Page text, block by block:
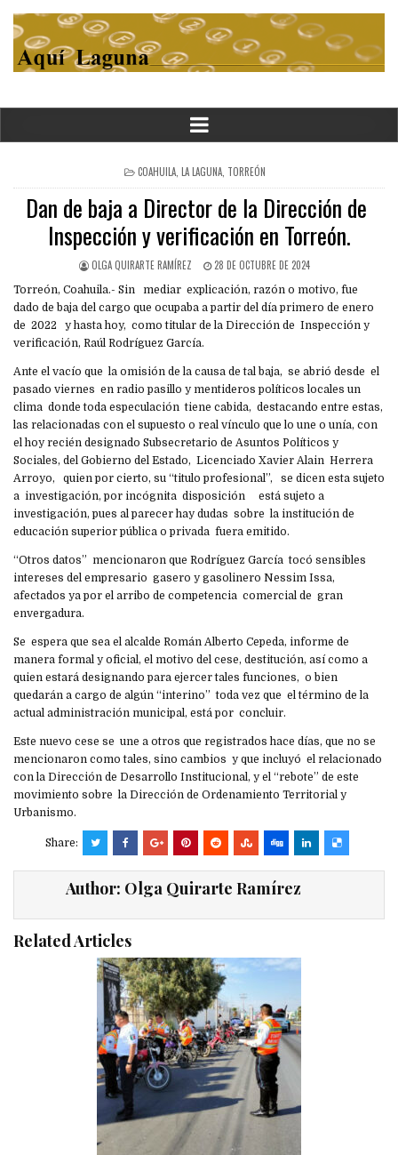
POSTED
IN
COAHUILA, LA LAGUNA, TORREÓN
Dan de baja a Director de la Dirección de
Inspección y verificación en Torreón.
OLGA QUIRARTE RAMÍREZ 28 DE OCTUBRE DE 2024
Torreón, Coahuila.- Sin mediar explicación, razón o motivo, fue
dado de baja del cargo que ocupaba a partir del día primero de enero
de 2022 y hasta hoy, como titular de la Dirección de Inspección y
verificación, Raúl Rodríguez García.
Ante el vacío que la omisión de la causa de tal baja, se abrió desde el
pasado viernes en radio pasillo y mentideros políticos locales un
clima donde toda especulación tiene cabida, destacando entre estas,
las relacionadas con el supuesto o real vínculo que lo une o unía, con
el hoy recién designado Subsecretario de Asuntos Políticos y
Sociales, del Gobierno del Estado, Licenciado Xavier Alain Herrera
Arroyo, quien por cierto, su “titulo profesional”, se dicen esta sujeto
a investigación, por incógnita disposición está sujeto a
investigación, pues al parecer hay dudas sobre la institución de
educación superior pública o privada fuera emitido.
“Otros datos” mencionaron que Rodríguez García tocó sensibles
intereses del empresario gasero y gasolinero Nessim Issa,
afectados ya por el arribo de competencia comercial de gran
envergadura.
Se espera que sea el alcalde Román Alberto Cepeda, informe de
manera formal y oficial, el motivo del cese, destitución, así como a
quien estará designando para ejercer tales funciones, o bien
quedarán a cargo de algún “interino” toda vez que el término de la
actual administración municipal, está por concluir.
Este nuevo cese se une a otros que registrados hace días, que no se
mencionaron como tales, sino cambios y que incluyó el relacionado
con la Dirección de Desarrollo Institucional, y el “rebote” de este
movimiento sobre la Dirección de Ordenamiento Territorial y
Urbanismo.
Share:
Author: Olga Quirarte Ramírez
Related Articles